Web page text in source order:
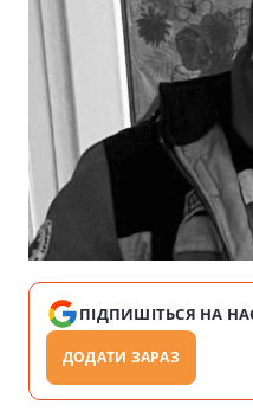
ПІДПИШІТЬСЯ НА НАС
ДОДАТИ ЗАРАЗ